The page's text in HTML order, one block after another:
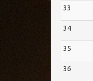
33
34
35
36